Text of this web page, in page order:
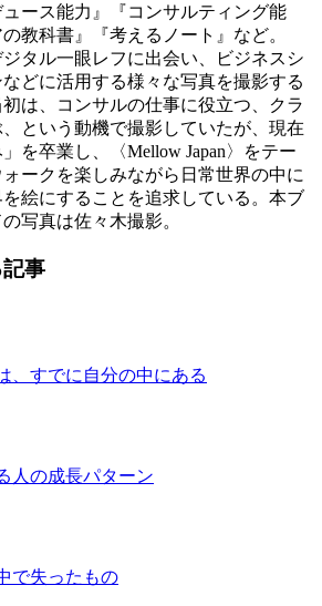
ース能力』『コンサルティング能
教科書』『考えるノート』など。
ジタル一眼レフに出会い、ビジネスシ
どに活用する様々な写真を撮影する
は、コンサルの仕事に役立つ、クラ
という動機で撮影していたが、現在
を卒業し、〈Mellow Japan〉をテー
ークを楽しみながら日常世界の中に
絵にすることを追求している。本ブ
写真は佐々木撮影。
事
、すでに自分の中にある
人の成長パターン
で失ったもの